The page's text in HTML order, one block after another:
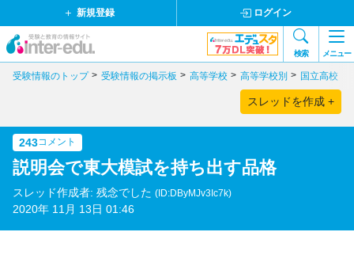
新規登録 ログイン
検索 メニュー
受験情報のトップ 受験情報の掲示板 高等学校 高等学校別 国立高校
スレッドを作成 +
243コメント
説明会で東大模試を持ち出す品格
スレッド作成者: 残念でした (ID:DByMJv3Ic7k)
2020年 11月 13日 01:46